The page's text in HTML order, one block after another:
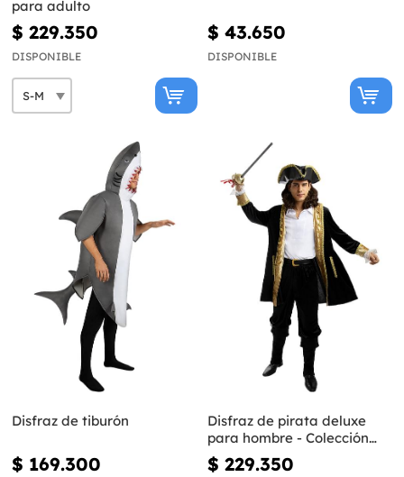
para adulto
$ 229.350
DISPONIBLE
$ 43.650
DISPONIBLE
Disfraz de tiburón
$ 169.300
Disfraz de pirata deluxe
para hombre - Colección
colonial
$ 229.350